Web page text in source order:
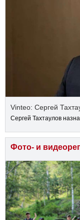
Vinteo: Сергей
Сергей Тахтаулов
Фото- и